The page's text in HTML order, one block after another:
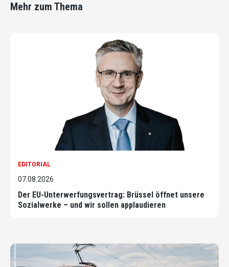
Mehr zum Thema
EDITORIAL
07.08.2026
Der EU-Unterwerfungsvertrag: Brüssel öffnet unsere
Sozialwerke – und wir sollen applaudieren